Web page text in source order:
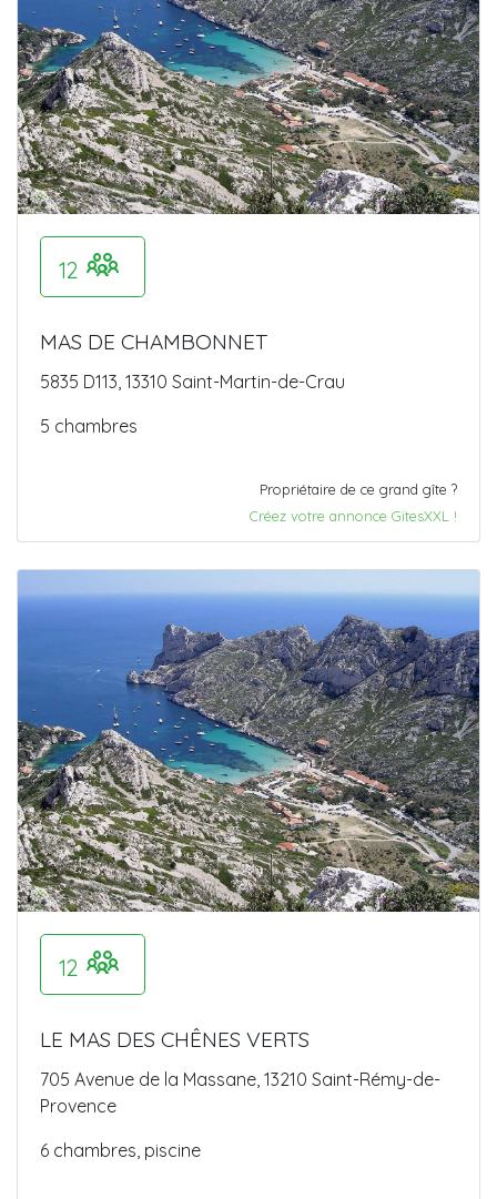
12
MAS DE CHAMBONNET
5835 D113, 13310 Saint-Martin-de-Crau
5 chambres
Propriétaire de ce grand gîte ?
Créez votre annonce GitesXXL !
12
LE MAS DES CHÊNES VERTS
705 Avenue de la Massane, 13210 Saint-Rémy-de-
Provence
6 chambres, piscine